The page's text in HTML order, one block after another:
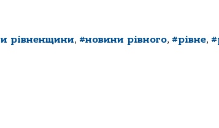
рівненщини, #новини рівного, #рівне,